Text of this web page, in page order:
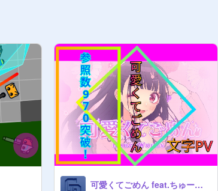
可愛くてごめん feat.ちゅーたん《文字PV》一番歌詞